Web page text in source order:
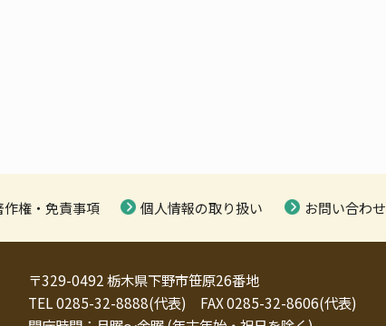
作権・免責事項 個人情報の取り扱い お問い合わせ
〒329-0492 栃木県下野市笹原26番地
TEL 0285-32-8888(代表) FAX 0285-32-8606(代表)